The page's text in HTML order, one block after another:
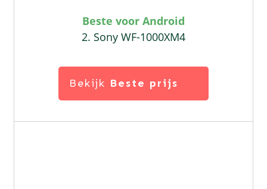
Beste voor Android
2. Sony WF-1000XM4
Bekijk Beste prijs